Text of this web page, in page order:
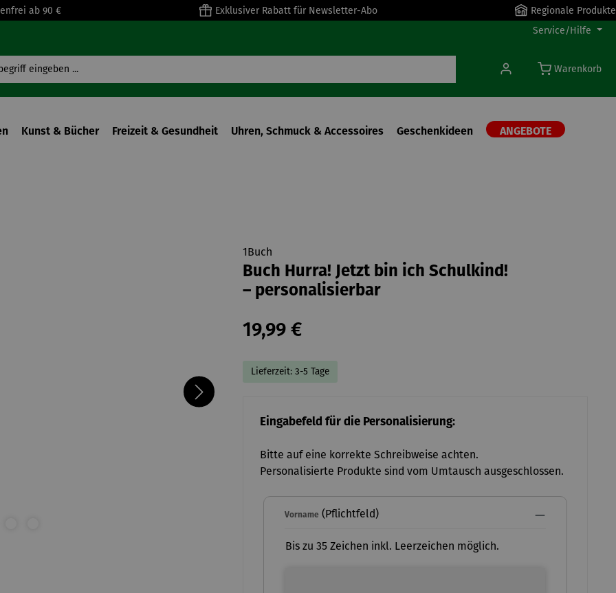
ab 90 € Exklusiver Rabatt für Newsletter-Abo
Regionale Produkte
Service/Hilfe
Warenkorb
Kunst & Bücher Freizeit & Gesundheit Uhren, Schmuck & Accessoires Geschenkideen ANGEBOTE
1Buch
Buch Hurra! Jetzt bin ich Schulkind!
– personalisierbar
19,99 €
Lieferzeit: 3-5 Tage
Eingabefeld für die Personalisierung:
Bitte auf eine korrekte Schreibweise achten.
Personalisierte Produkte sind vom Umtausch ausgeschlossen.
Vorname (Pflichtfeld)
Bis zu 35 Zeichen inkl. Leerzeichen möglich.